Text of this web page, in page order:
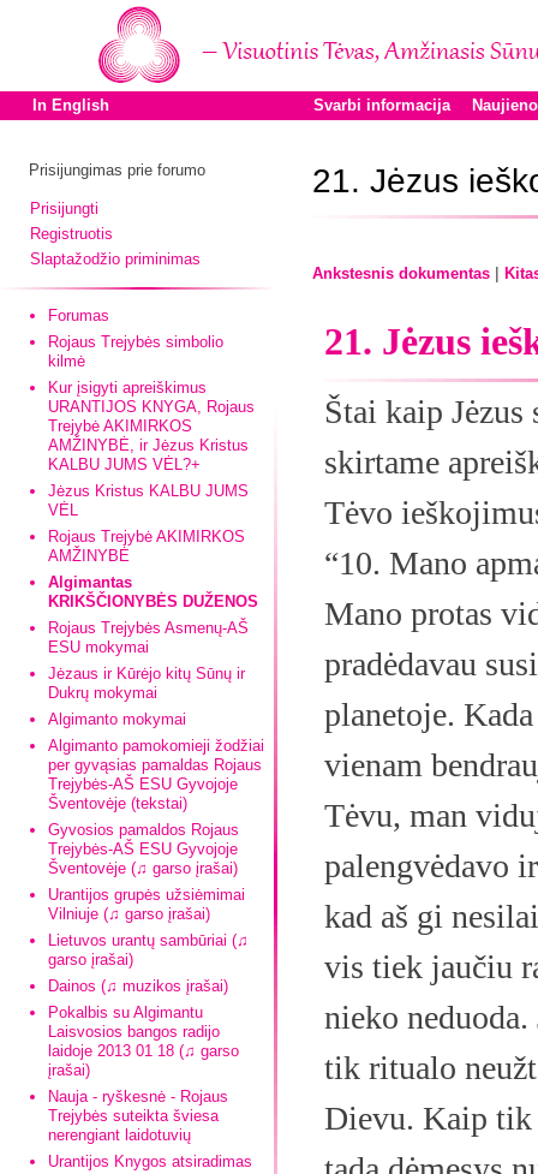
In English Svarbi informacija
Prisijungimas prie forumo
Prisijungti
Registruotis
Slaptažodžio priminimas
Forumas
Rojaus Trejybės simbolio
kilmė
Kur įsigyti apreiškimus
URANTIJOS KNYGA, Rojaus
Trejybė AKIMIRKOS
AMŽINYBĖ, ir Jėzus Kristus
KALBU JUMS VĖL?+
Jėzus Kristus KALBU JUMS
VĖL
Rojaus Trejybė AKIMIRKOS
AMŽINYBĖ
Algimantas
KRIKŠČIONYBĖS DUŽENOS
Rojaus Trejybės Asmenų-AŠ
ESU mokymai
Jėzaus ir Kūrėjo kitų Sūnų ir
Dukrų mokymai
Algimanto mokymai
Algimanto pamokomieji žodžiai
per gyvąsias pamaldas Rojaus
Trejybės-AŠ ESU Gyvojoje
Šventovėje (tekstai)
Gyvosios pamaldos Rojaus
Trejybės-AŠ ESU Gyvojoje
Šventovėje (♫ garso įrašai)
Urantijos grupės užsiėmimai
Vilniuje (♫ garso įrašai)
Lietuvos urantų sambūriai (♫
garso įrašai)
Dainos (♫ muzikos įrašai)
Pokalbis su Algimantu
Laisvosios bangos radijo
laidoje 2013 01 18 (♫ garso
įrašai)
Nauja - ryškesnė - Rojaus
Trejybės suteikta šviesa
nerengiant laidotuvių
Urantijos Knygos atsiradimas
21. Jėzus
Ankstesnis dokumentas |
21. Jėzus
Štai kaip Jėzus
skirtame
Tėvo
“10. Mano
Mano protas
pradėdavau
planetoje.
vienam
Tėvu, man
palengvėdavo
kad aš gi
vis tiek jaučiu
nieko
tik ritualo
Dievu. Kaip tik